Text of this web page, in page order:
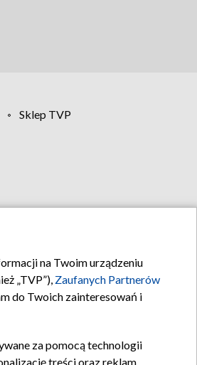
Sklep TVP
na Twoim urządzeniu
„TVP”), Zaufanych Partnerów
do Twoich zainteresowań i
za pomocą technologii
treści oraz reklam,